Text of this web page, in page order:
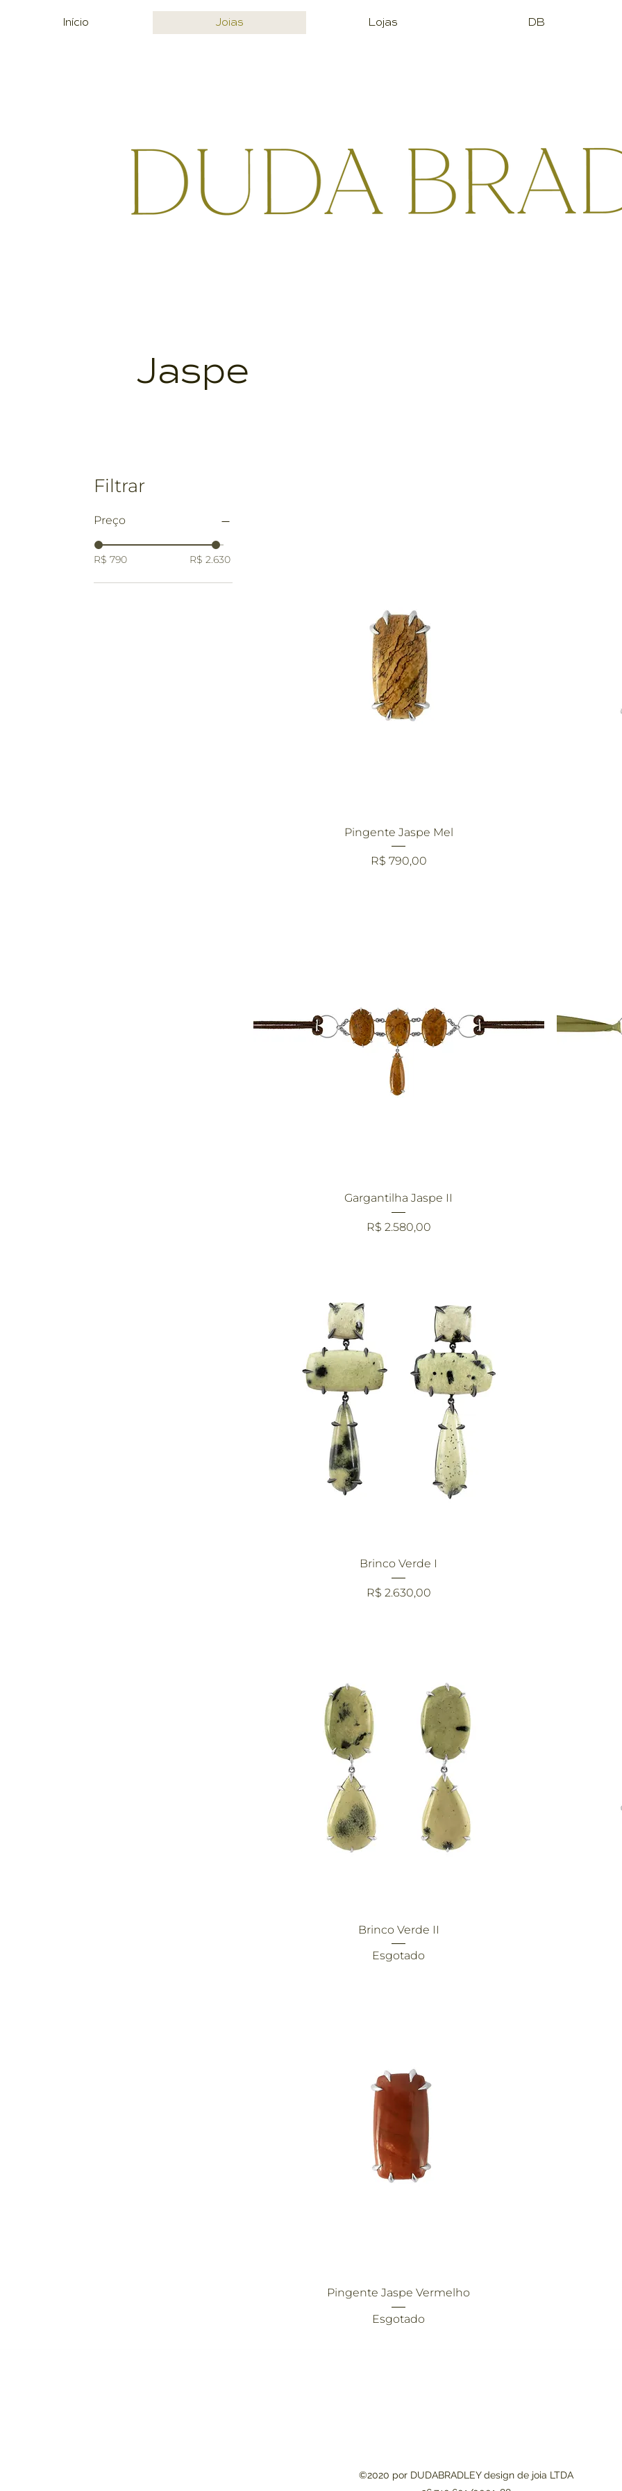
DB
Lojas
Joias
Início
Jaspe
Filtrar
Preço
R$ 790 R$ 2.630
Visualização rápida
Pingente Jaspe Mel
Preço
R$ 790,00
Visualização rápida
Gargantilha Jaspe II
Preço
R$ 2.580,00
Visualização rápida
Brinco Verde I
Preço
R$ 2.630,00
Visualização rápida
Brinco Verde II
Esgotado
Visualização rápida
Pingente Jaspe Vermelho
Esgotado
©2020 por DUDABRADLEY design de joia LTDA